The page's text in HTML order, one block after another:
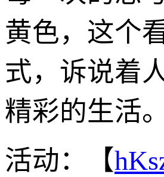
黄色，这个
式，诉说着
精彩的生活。
活动：【